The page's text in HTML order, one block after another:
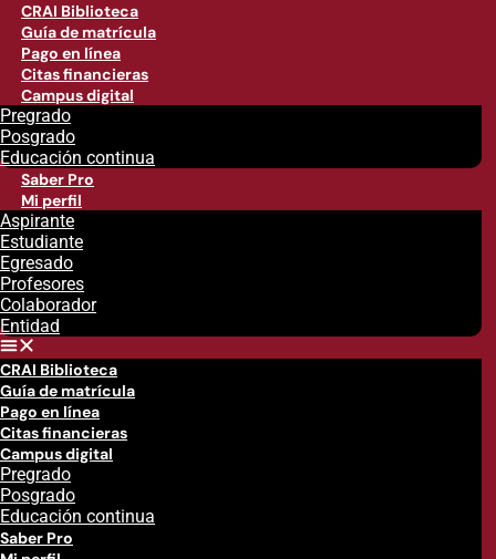
CRAI Biblioteca
Guía de matrícula
Pago en línea
Citas financieras
Campus digital
Pregrado
Posgrado
Educación continua
Saber Pro
Mi perfil
Aspirante
Estudiante
Egresado
Profesores
Colaborador
Entidad
CRAI Biblioteca
Guía de matrícula
Pago en línea
Citas financieras
Campus digital
Pregrado
Posgrado
Educación continua
Saber Pro